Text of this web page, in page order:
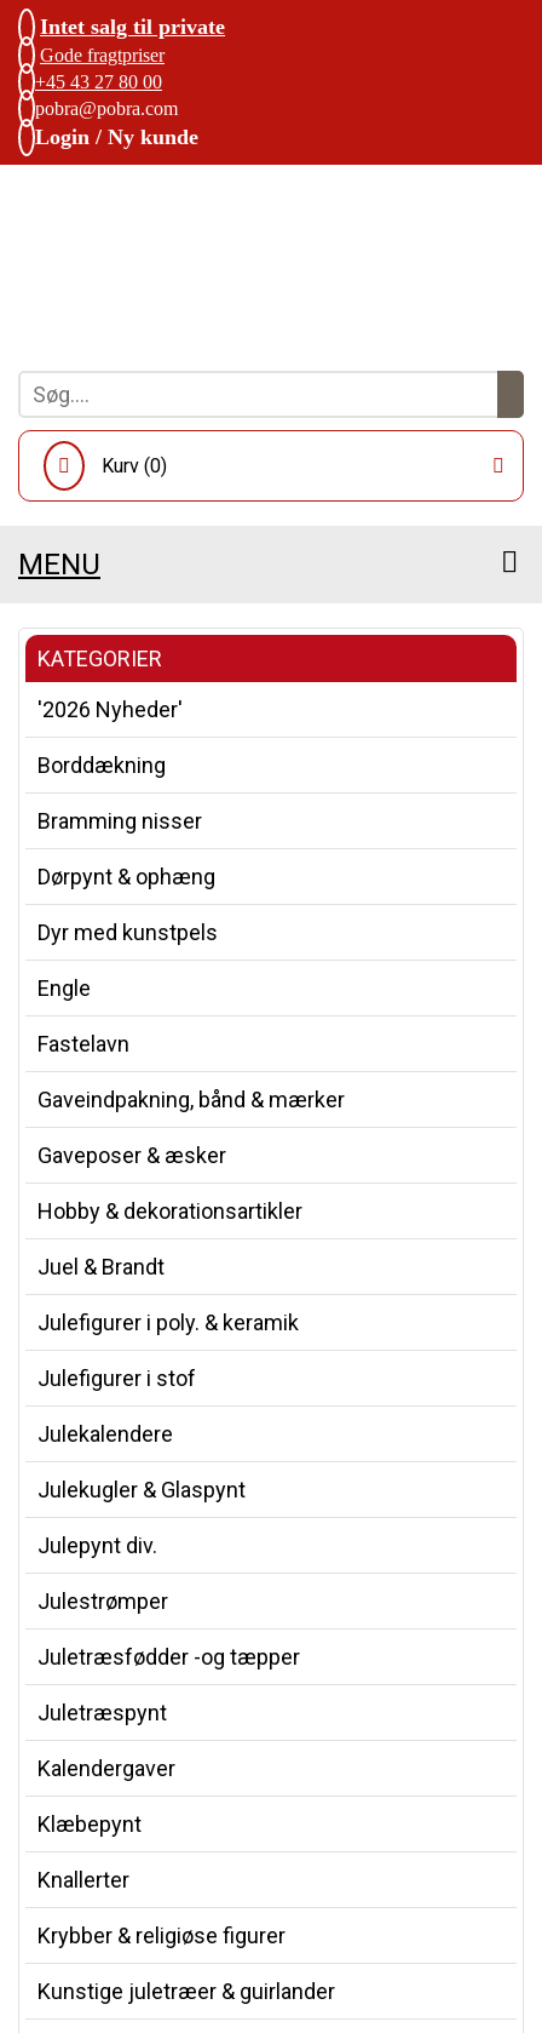
Intet salg til private
Gode fragtpriser
+45 43 27 80 00
pobra@pobra.com
Login / Ny kunde
Kurv (0)
MENU
KATEGORIER
'2026 Nyheder'
Borddækning
Bramming nisser
Dørpynt & ophæng
Dyr med kunstpels
Engle
Fastelavn
Gaveindpakning, bånd & mærker
Gaveposer & æsker
Hobby & dekorationsartikler
Juel & Brandt
Julefigurer i poly. & keramik
Julefigurer i stof
Julekalendere
Julekugler & Glaspynt
Julepynt div.
Julestrømper
Juletræsfødder -og tæpper
Juletræspynt
Kalendergaver
Klæbepynt
Knallerter
Krybber & religiøse figurer
Kunstige juletræer & guirlander